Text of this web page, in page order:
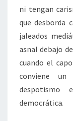
ni tengan
que desborda
jaleados
asnal debajo
cuando el
conviene
despotismo
democrática.